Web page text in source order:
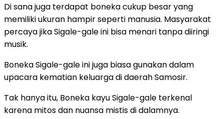
Di sana juga terdapat boneka cukup besar yang
memiliki ukuran hampir seperti manusia. Masyarakat
percaya jika Sigale-gale ini bisa menari tanpa diiringi
musik.
Boneka Sigale-gale ini juga biasa gunakan dalam
upacara kematian keluarga di daerah Samosir.
Tak hanya itu, Boneka kayu Sigale-gale terkenal
karena mitos dan nuansa mistis di dalamnya.